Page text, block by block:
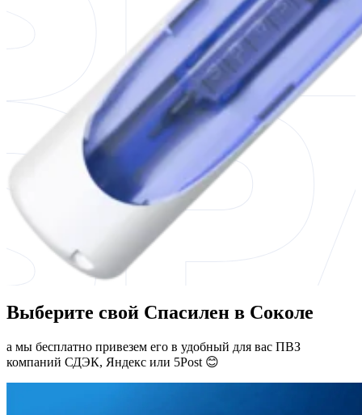
Выберите свой Спасилен в Соколе
а мы бесплатно привезем его в удобный для вас ПВЗ
компаний СДЭК, Яндекс или 5Post 😊